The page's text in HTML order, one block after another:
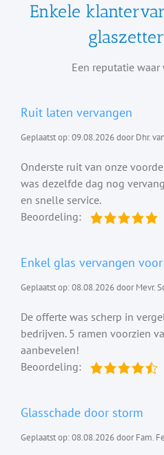
Enkele
Een reputatie
Ruit laten vervangen
Geplaatst op: 09.08.2026 door Dhr.
Onderste ruit van onze
was dezelfde dag nog
en snelle service.
Beoordeling:
Enkel glas vervangen voor
Geplaatst op: 08.08.2026 door Mevr.
De offerte was scherp in
bedrijven. 5 ramen voorzien
aanbevelen!
Beoordeling:
Glasschade door storm
Geplaatst op: 08.08.2026 door Fam.